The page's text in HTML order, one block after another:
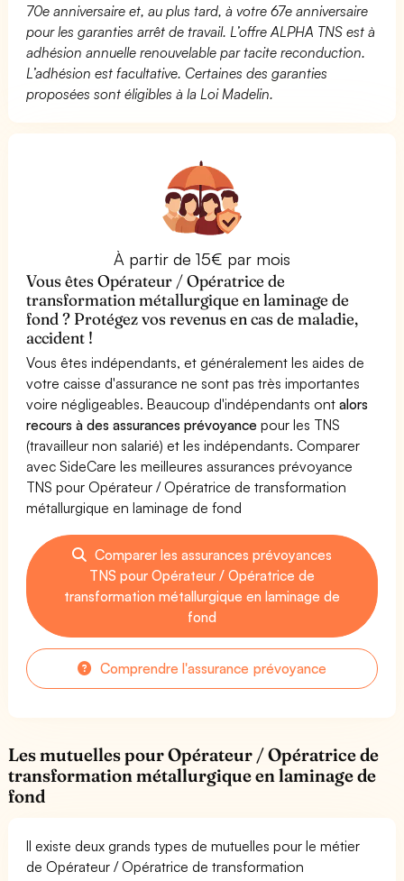
70e anniversaire et, au plus tard, à votre 67e anniversaire
pour les garanties arrêt de travail. L’offre ALPHA TNS est à
adhésion annuelle renouvelable par tacite reconduction.
L’adhésion est facultative. Certaines des garanties
proposées sont éligibles à la Loi Madelin.
À partir de 15€ par mois
Vous êtes Opérateur / Opératrice de
transformation métallurgique en laminage de
fond ? Protégez vos revenus en cas de maladie,
accident !
Vous êtes indépendants, et généralement les aides de
votre caisse d'assurance ne sont pas très importantes
voire négligeables. Beaucoup d'indépendants ontalors
recours à des assurances prévoyance pour les TNS
(travailleur non salarié) et les indépendants. Comparer
avec SideCare les meilleures assurances prévoyance
TNS pour Opérateur / Opératrice de transformation
métallurgique en laminage de fond
Comparer les assurances prévoyances
TNS pour Opérateur / Opératrice de
transformation métallurgique en laminage de
fond
Comprendre l'assurance prévoyance
Les mutuelles pour Opérateur / Opératrice de
transformation métallurgique en laminage de
fond
Il existe deux grands types de mutuelles pour le métier
de Opérateur / Opératrice de transformation